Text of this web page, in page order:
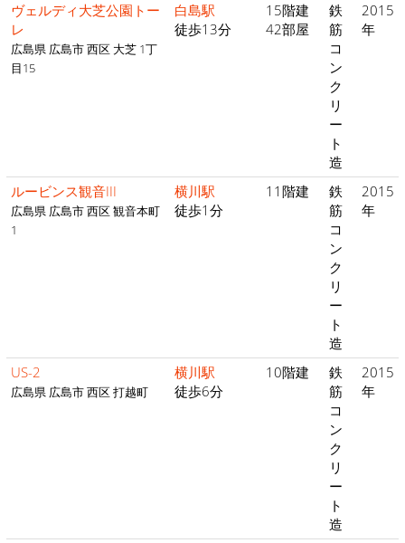
ヴェルディ大芝公園トー
レ
広島県 広島市 西区 大芝 1丁
目15
白島駅
徒歩13分
15階建
42部屋
鉄
筋
コ
ン
ク
リ
ー
ト
造
2015
年
ルービンス観音III
広島県 広島市 西区 観音本町
1
横川駅
徒歩1分
11階建
鉄
筋
コ
ン
ク
リ
ー
ト
造
2015
年
US-2
広島県 広島市 西区 打越町
横川駅
徒歩6分
10階建
鉄
筋
コ
ン
ク
リ
ー
ト
造
2015
年